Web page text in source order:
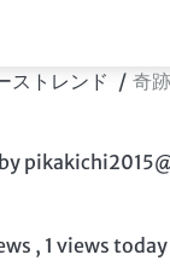
ストレンド 奇
by
, 1 views today